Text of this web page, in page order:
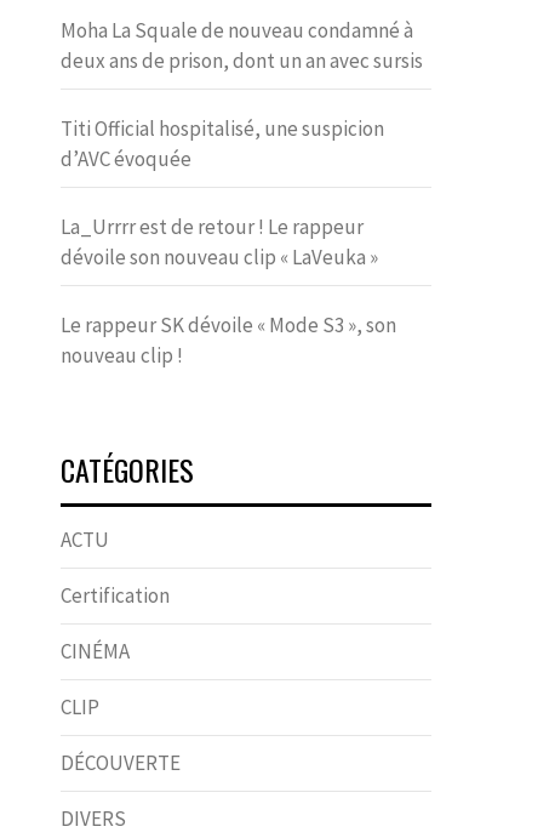
Moha La Squale de nouveau condamné à
deux ans de prison, dont un an avec sursis
Titi Official hospitalisé, une suspicion
d’AVC évoquée
La_Urrrr est de retour ! Le rappeur
dévoile son nouveau clip « LaVeuka »
Le rappeur SK dévoile « Mode S3 », son
nouveau clip !
CATÉGORIES
ACTU
Certification
CINÉMA
CLIP
DÉCOUVERTE
DIVERS